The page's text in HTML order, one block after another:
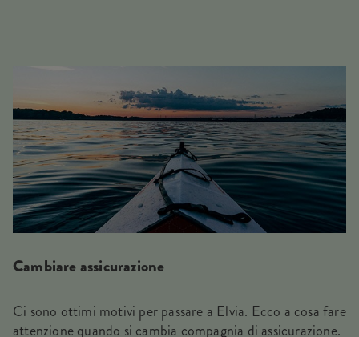
Cambiare assicurazione
Ci sono ottimi motivi per passare a Elvia. Ecco a cosa fare
attenzione quando si cambia compagnia di assicurazione.